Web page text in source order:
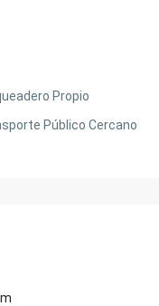
Propio
Público Cercano